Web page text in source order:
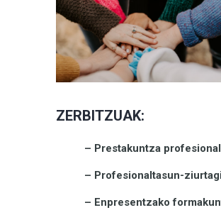
ZERBITZUAK:
– Prestakuntza
– Profesionaltasun-
– Enpresentzako